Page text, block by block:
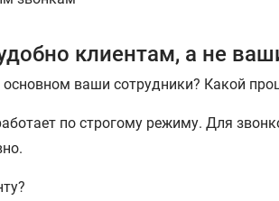
клиентам, а не
ваши сотрудники? Какой
по строгому режиму. Для